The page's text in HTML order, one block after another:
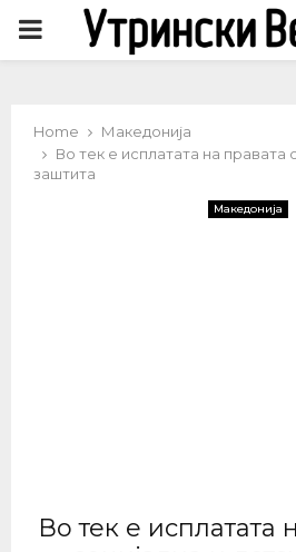
PRIMARY
Home
Македонија
Во тек е исплатата на правата
заштита
Македонија
Во тек е исплатата